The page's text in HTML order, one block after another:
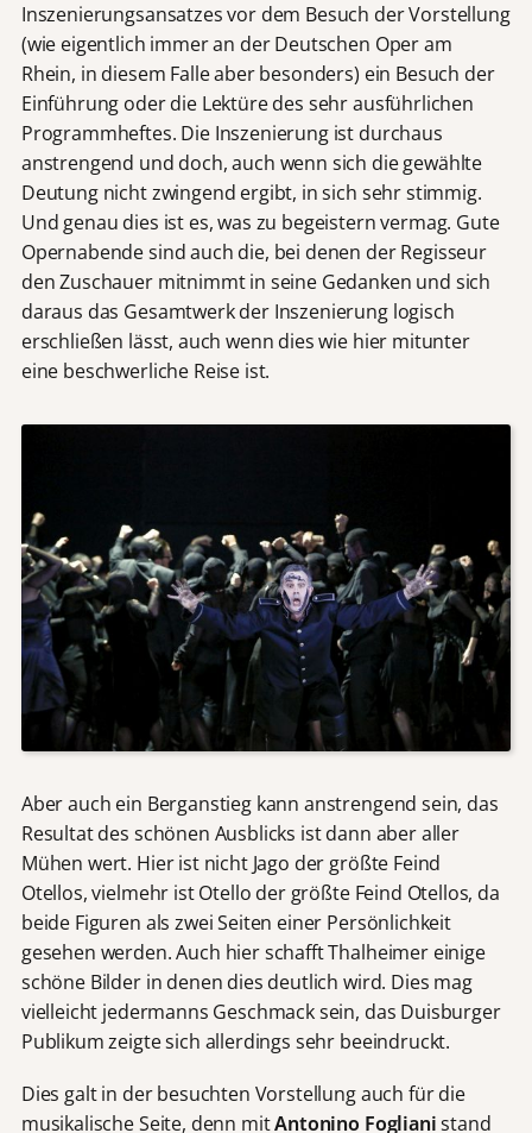
Inszenierungsansatzes vor dem Besuch der Vorstellung
(wie eigentlich immer an der Deutschen Oper am
Rhein, in diesem Falle aber besonders) ein Besuch der
Einführung oder die Lektüre des sehr ausführlichen
Programmheftes. Die Inszenierung ist durchaus
anstrengend und doch, auch wenn sich die gewählte
Deutung nicht zwingend ergibt, in sich sehr stimmig.
Und genau dies ist es, was zu begeistern vermag. Gute
Opernabende sind auch die, bei denen der Regisseur
den Zuschauer mitnimmt in seine Gedanken und sich
daraus das Gesamtwerk der Inszenierung logisch
erschließen lässt, auch wenn dies wie hier mitunter
eine beschwerliche Reise ist.
Aber auch ein Berganstieg kann anstrengend sein, das
Resultat des schönen Ausblicks ist dann aber aller
Mühen wert. Hier ist nicht Jago der größte Feind
Otellos, vielmehr ist Otello der größte Feind Otellos, da
beide Figuren als zwei Seiten einer Persönlichkeit
gesehen werden. Auch hier schafft Thalheimer einige
schöne Bilder in denen dies deutlich wird. Dies mag
vielleicht jedermanns Geschmack sein, das Duisburger
Publikum zeigte sich allerdings sehr beeindruckt.
Dies galt in der besuchten Vorstellung auch für die
musikalische Seite, denn mitAntonino Foglianistand